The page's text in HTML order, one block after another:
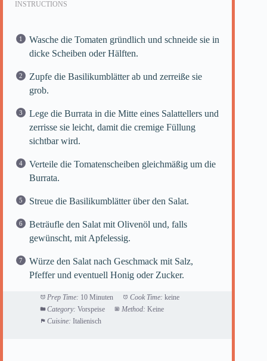
INSTRUCTIONS
Wasche die Tomaten gründlich und schneide sie in
dicke Scheiben oder Hälften.
Zupfe die Basilikumblätter ab und zerreiße sie
grob.
Lege die Burrata in die Mitte eines Salattellers und
zerrisse sie leicht, damit die cremige Füllung
sichtbar wird.
Verteile die Tomatenscheiben gleichmäßig um die
Burrata.
Streue die Basilikumblätter über den Salat.
Beträufle den Salat mit Olivenöl und, falls
gewünscht, mit Apfelessig.
Würze den Salat nach Geschmack mit Salz,
Pfeffer und eventuell Honig oder Zucker.
Prep Time: 10 Minuten Cook Time: keine
Category: Vorspeise Method: Keine
Cuisine: Italienisch